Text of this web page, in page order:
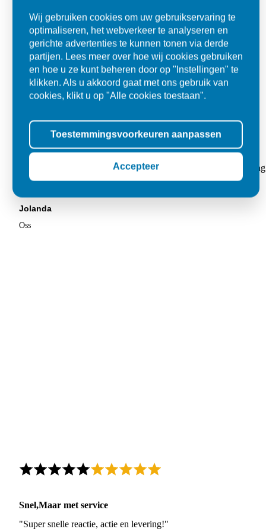
Super
"Goed geholpen bij aankoop en zeer klantvriendelijk. De
tegels voor in de tuin."
Jolanda
Oss
Snel,Maar met service
"Super snelle reactie, actie en levering!"
Wij gebruiken cookies om uw gebruikservaring te
optimaliseren, het webverkeer te analyseren en
gerichte advertenties te kunnen tonen via derde
partijen. Lees meer over hoe wij cookies gebruiken
en hoe u ze kunt beheren door op "Instellingen" te
klikken. Als u akkoord gaat met ons gebruik van
cookies, klikt u op "Alle cookies toestaan".
Toestemmingsvoorkeuren aanpassen
Accepteer